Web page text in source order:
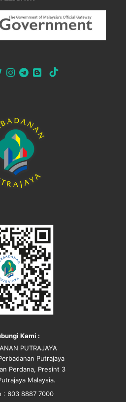
Kami :
PUTRAJAYA
Putrajaya
Perdana, Presint 3
Malaysia.
: 603 8887 7000